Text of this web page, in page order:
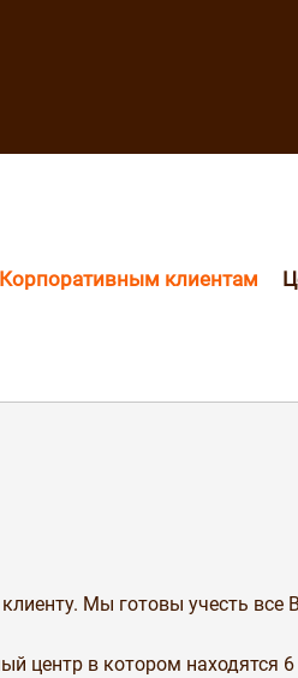
Корпоративным клиентам
Мы готовы учесть все
центр в котором находятся